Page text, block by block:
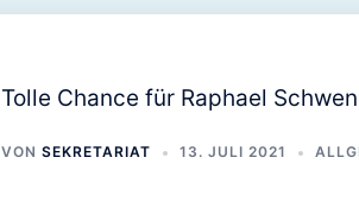
Tolle Chance für Raphael
VON SEKRETARIAT 13. JULI 2021